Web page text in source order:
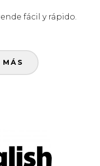
fácil y rápido.